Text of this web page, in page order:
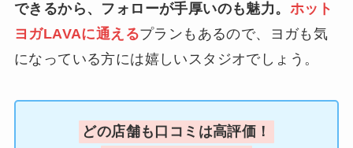
できるから、フォローが手厚いのも魅力。 ホット
ヨガLAVAに通えるプランもあるので、ヨガも気
になっている方には嬉しいスタジオでしょう。
どの店舗も口コミは高評価！